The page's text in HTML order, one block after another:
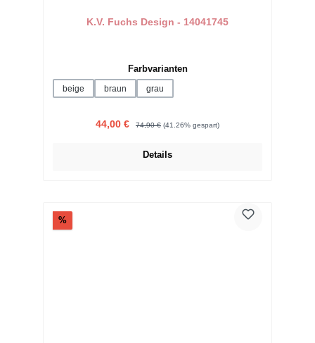
K.V. Fuchs Design - 14041745
Farbvariantenauswählen
beige braun grau
Verkaufspreis:
44,00 € Regulärer Preis:
74,90 € (41.26% gespart)
Details
%Rabatt